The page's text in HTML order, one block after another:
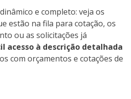
e completo: veja os
estão na fila para cotação, os
ou as solicitações já
acesso à descrição detalhada
com orçamentos e cotações de